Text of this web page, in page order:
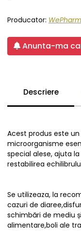
Producator: WePharm
Anunta-ma
Descriere
Acest produs este
microorganisme
special alese, ajuta
restabilirea
Se utilizeaza, la
cazuri de
schimbări de mediu
alimentare,boli ale